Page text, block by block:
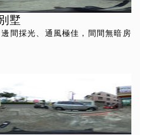
墅
間採光、通風極佳，間間無暗房